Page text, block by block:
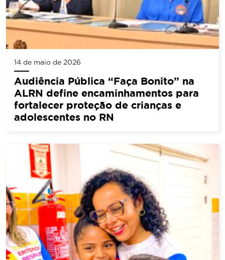
14 de maio de 2026
Audiência Pública “Faça Bonito” na
ALRN define encaminhamentos para
fortalecer proteção de crianças e
adolescentes no RN